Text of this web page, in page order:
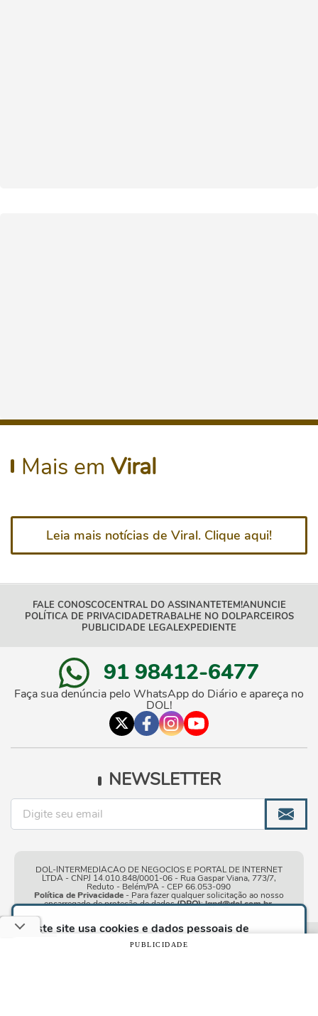
Este site usa cookies e dados pessoais de
acordo com os nossosTermos de Uso e Política
e, ao continuar navegando neste
Mais em Viral
Leia mais notícias de Viral. Clique aqui!
FALE CONOSCOCENTRAL DO ASSINANTETEM!ANUNCIE
POLÍTICA DE PRIVACIDADETRABALHE NO DOLPARCEIROS
PUBLICIDADE LEGALEXPEDIENTE
91 98412-6477
Faça sua denúncia pelo WhatsApp do Diário e apareça no
DOL!
NEWSLETTER
DOL-INTERMEDIACAO DE NEGOCIOS E PORTAL DE INTERNET
LTDA - CNPJ 14.010.848/0001-06 - Rua Gaspar Viana, 773/7,
Reduto - Belém/PA - CEP 66.053-090
Política de Privacidade- Para fazer qualquer solicitação ao nosso
encarregado de proteção de dados(DPO):lgpd@dol.com.br.
| © Copyright 2010-2026 DOL - Diário
PUBLICIDADE